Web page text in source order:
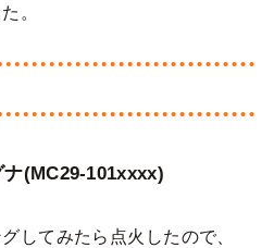
。
(MC29-101xxxx)
してみたら点火したので、